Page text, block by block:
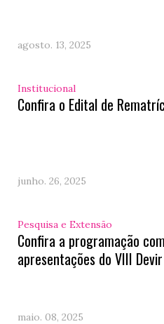
agosto. 13, 2025
Institucional
Confira o Edital de
junho. 26, 2025
Pesquisa e Extensão
Confira a programação
apresentações do VIII Devir
maio. 08, 2025